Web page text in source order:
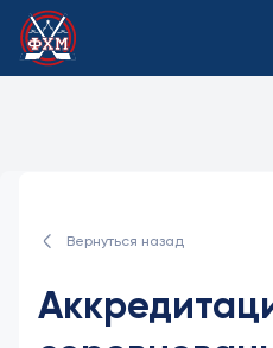
Вернуться назад